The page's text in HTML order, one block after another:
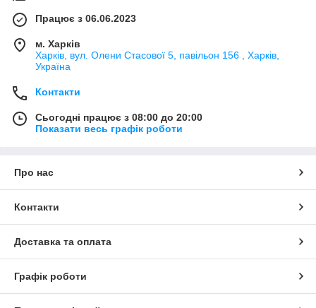
Працює з 06.06.2023
м. Харків
Харків, вул. Олени Стасової 5, павільон 156 , Харків,
Україна
Контакти
Сьогодні працює з 08:00 до 20:00
Показати весь графік роботи
Про нас
Контакти
Доставка та оплата
Графік роботи